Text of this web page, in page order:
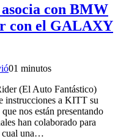
asocia con BMW
con el GALAXY
01 minutos
(El Auto Fantástico)
instrucciones a KITT su
nos están presentando
han colaborado para
cual una…